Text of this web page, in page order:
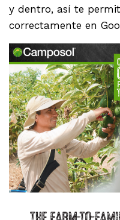
y dentro, así te
correctamente en